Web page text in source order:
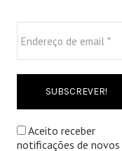
de
email
*
Aceito receber
notificações de novos